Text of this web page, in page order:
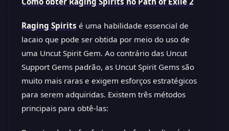
Raging Spirits é uma habilidade essencial de
lacaio que pode ser obtida por meio do uso de
uma Uncut Spirit Gem. Ao contrário das Uncut
Support Gems padrão, as Uncut Spirit Gems são
muito mais raras e exigem esforços estratégicos
para serem adquiridas. Existem três métodos
principais para obtê-las: